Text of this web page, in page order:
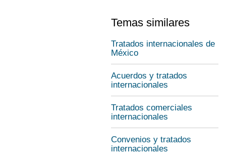
Temas similares
Tratados internacionales de
México
Acuerdos y tratados
internacionales
Tratados comerciales
internacionales
Convenios y tratados
internacionales